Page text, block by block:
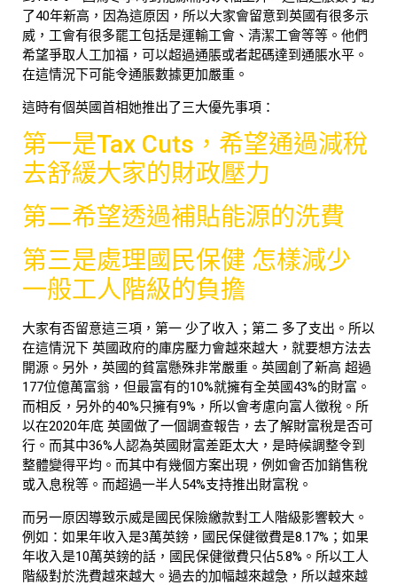
了40年新高，因為這原因，所以大家會留意到英國有很多示
威，工會有很多罷工包括是運輸工會、清潔工會等等。他們
希望爭取人工加福，可以超過通脹或者起碼達到通脹水平。
在這情況下可能令通脹數據更加嚴重。
這時有個英國首相她推出了三大優先事項：
第一是Tax Cuts，希望通過減稅
去舒緩大家的財政壓力
第二希望透過補貼能源的洗費
第三是處理國民保健 怎樣減少
一般工人階級的負擔
大家有否留意這三項，第一 少了收入；第二 多了支出。所以
在這情況下 英國政府的庫房壓力會越來越大，就要想方法去
開源。另外，英國的貧富懸殊非常嚴重。英國創了新高 超過
177位億萬富翁，但最富有的10%就擁有全英國43%的財富。
而相反，另外的40%只擁有9%，所以會考慮向富人徵稅。所
以在2020年底 英國做了一個調查報告，去了解財富稅是否可
行。而其中36%人認為英國財富差距太大，是時候調整令到
整體變得平均。而其中有幾個方案出現，例如會否加銷售稅
或入息稅等。而超過一半人54%支持推出財富稅。
而另一原因導致示威是國民保險繳款對工人階級影響較大。
例如：如果年收入是3萬英鎊，國民保健徵費是8.17%；如果
年收入是10萬英鎊的話，國民保健徵費只佔5.8%。所以工人
階級對於洗費越來越大。過去的加幅越來越急，所以越來越